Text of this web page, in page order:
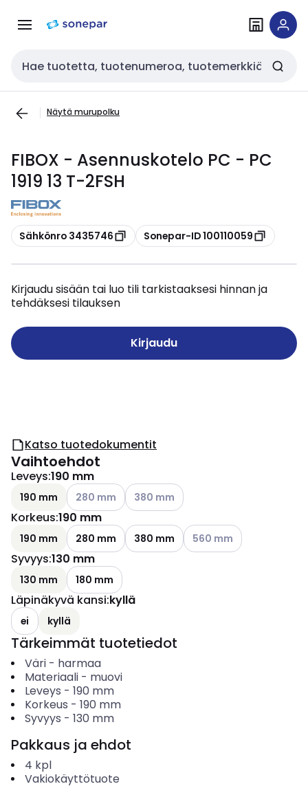
navigointiinsisältöön
Haku
Näytä murupolku
FIBOX - Asennuskotelo PC - PC
1919 13 T-2FSH
Kopioi
Sähkönro 3435746 Kopioi
Sonepar-ID 100110059
Kirjaudu sisään tai luo tili tarkistaaksesi hinnan ja
tehdäksesi tilauksen
Kirjaudu
Katso tuotedokumentit
Vaihtoehdot
Leveys:190 mm
190 mm Katso käytettävissä olevat vaihtoehdot
280 mm Katso käytettävissä olevat
380 mm
Korkeus:190 mm
190 mm 280 mm 380 mm Katso käytettävissä
560 mm
Syvyys:130 mm
130 mm 180 mm
Läpinäkyvä kansi:kyllä
ei kyllä
Tärkeimmät tuotetiedot
Väri- harmaa
Materiaali- muovi
Leveys - 190 mm
Korkeus - 190 mm
Syvyys - 130 mm
Pakkaus ja ehdot
4 kpl
Vakiokäyttötuote